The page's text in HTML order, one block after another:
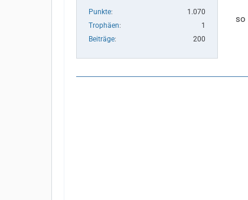
Punkte
1.070
Trophäen
1
Beiträge
200
so